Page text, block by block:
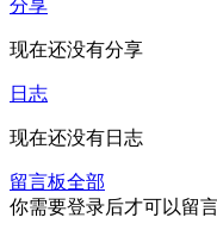
分享
现在还没有分享
日志
现在还没有日志
留言板全部
你需要登录后才可以留